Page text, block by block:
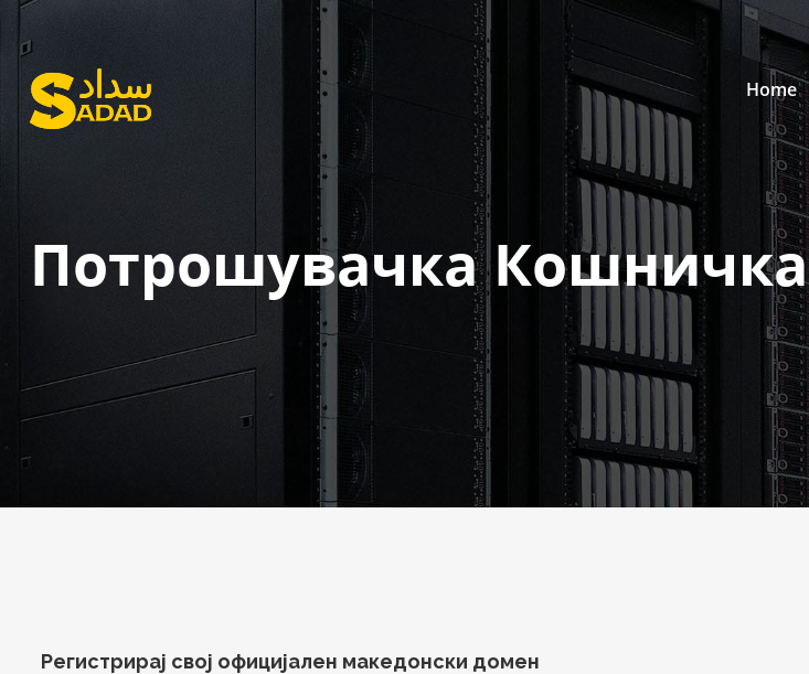
Home
Потрошувачка Кошничка
Регистрирај свој официјален македонски домен